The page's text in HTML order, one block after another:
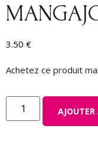
3.50 €
Achetez ce produit